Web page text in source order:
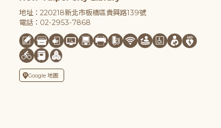
地址：220218新北市板橋區貴興路139號
電話：02-2953-7868
Google 地圖